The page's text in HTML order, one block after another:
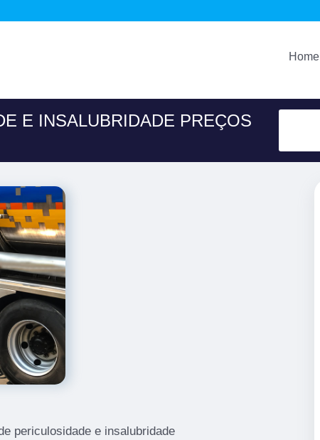
Home
E INSALUBRIDADE PREÇOS
periculosidade e insalubridade